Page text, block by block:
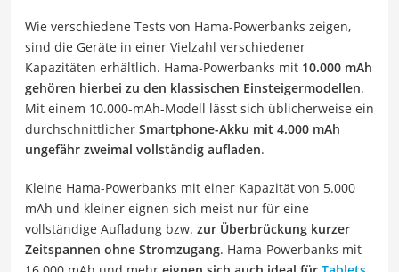
Wie verschiedene Tests von Hama-Powerbanks zeigen,
sind die Geräte in einer Vielzahl verschiedener
Kapazitäten erhältlich. Hama-Powerbanks mit 10.000 mAh
gehören hierbei zu den klassischen Einsteigermodellen.
Mit einem 10.000-mAh-Modell lässt sich üblicherweise ein
durchschnittlicher Smartphone-Akku mit 4.000 mAh
ungefähr zweimal vollständig aufladen.
Kleine Hama-Powerbanks mit einer Kapazität von 5.000
mAh und kleiner eignen sich meist nur für eine
vollständige Aufladung bzw. zur Überbrückung kurzer
Zeitspannen ohne Stromzugang. Hama-Powerbanks mit